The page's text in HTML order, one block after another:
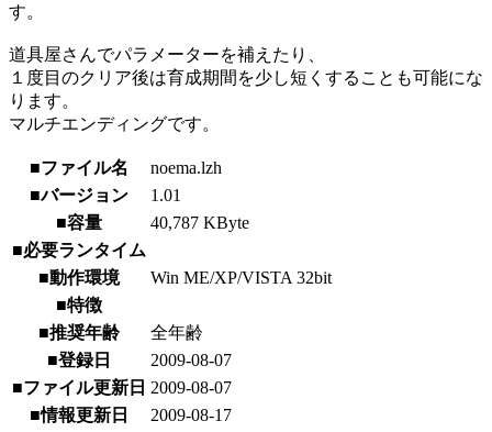
す。
道具屋さんでパラメーターを補えたり、
１度目のクリア後は育成期間を少し短くすることも可能にな
ります。
マルチエンディングです。
■ファイル名
noema.lzh
■バージョン
1.01
■容量
40,787 KByte
■必要ランタイム
■動作環境
Win ME/XP/VISTA 32bit
■特徴
■推奨年齢
全年齢
■登録日
2009-08-07
■ファイル更新日 2009-08-07
■情報更新日
2009-08-17